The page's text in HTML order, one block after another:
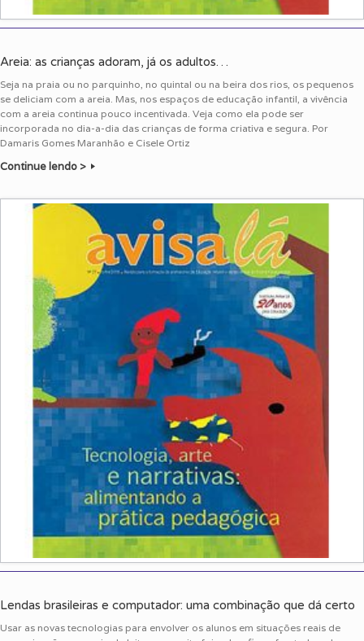
Areia: as crianças adoram, já os adultos…
Seja na praia ou no parquinho, no quintal ou na beira dos rios, os pequenos
se deliciam com a areia. Mas, nos espaços de educação infantil, a vivência
com a areia continua pouco incentivada. Veja como ela pode ser
incorporada no dia-a-dia das crianças de forma criativa e segura. Por
Damaris Gomes Maranhão e Cisele Ortiz
Continue lendo >
Lendas brasileiras e computador: uma combinação que dá certo
Usar as novas tecnologias para envolver os alunos em situações reais de